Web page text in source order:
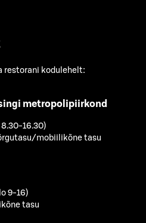
restorani kodulehelt:
metropolipiirkond
16.30)
mobiilikõne tasu
9-16)
tasu